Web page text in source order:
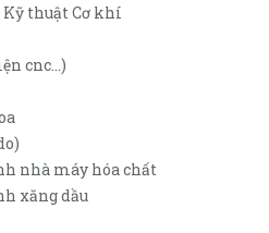
thuật Cơ khí
cnc…)
nhà máy hóa chất
xăng dầu